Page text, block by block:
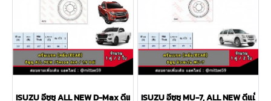
ISUZU อีซูซุ ALL NEW D-Max ดีแม็กซ์ 4x4 '12 ขึ้นไป ดรัมเบรค TRW หลัง
ISUZU อีซูซุ MU-7, ALL NEW ดีแม็ก